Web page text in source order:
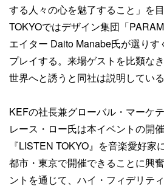
する人々の心を魅了すること」を
TOKYOではデザイン集団「
エイター Daito Manabe氏が選り
プレイする。来場ゲストを比類な
世界へと誘うと同社は説明している
KEFの社長兼グローバル・マーケ
レース・ロー氏は本イベントの開
『LISTEN TOKYO』を音楽愛好家
都市・東京で開催できることに興
ントを通じて、ハイ・フィデリテ